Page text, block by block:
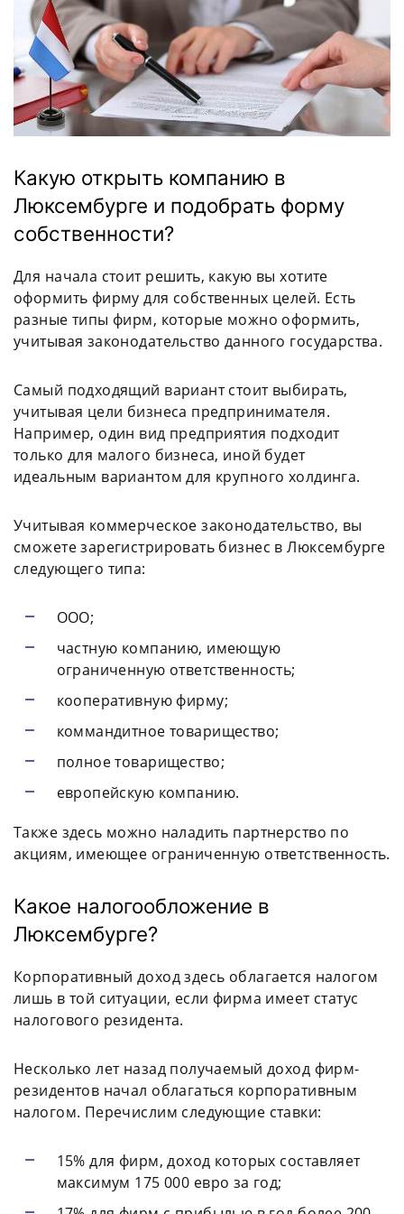
Какую открыть компанию в
Люксембурге и подобрать форму
собственности?
Для начала стоит решить, какую вы хотите
оформить фирму для собственных целей. Есть
разные типы фирм, которые можно оформить,
учитывая законодательство данного государства.
Самый подходящий вариант стоит выбирать,
учитывая цели бизнеса предпринимателя.
Например, один вид предприятия подходит
только для малого бизнеса, иной будет
идеальным вариантом для крупного холдинга.
Учитывая коммерческое законодательство, вы
сможете зарегистрировать бизнес в Люксембурге
следующего типа:
ООО;
частную компанию, имеющую
ограниченную ответственность;
кооперативную фирму;
коммандитное товарищество;
полное товарищество;
европейскую компанию.
Также здесь можно наладить партнерство по
акциям, имеющее ограниченную ответственность.
Какое налогообложение в
Люксембурге?
Корпоративный доход здесь облагается налогом
лишь в той ситуации, если фирма имеет статус
налогового резидента.
Несколько лет назад получаемый доход фирм-
резидентов начал облагаться корпоративным
налогом. Перечислим следующие ставки:
15% для фирм, доход которых составляет
максимум 175 000 евро за год;